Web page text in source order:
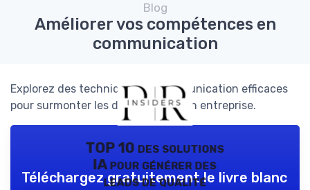
Blog
Améliorer vos compétences en
communication
Explorez des techniques de communication efficaces
pour surmonter les défis uniques en entreprise.
TOP 10 des solutions
IA pour générer des
leads de qualité
Téléchargez gratuitement le livre blanc